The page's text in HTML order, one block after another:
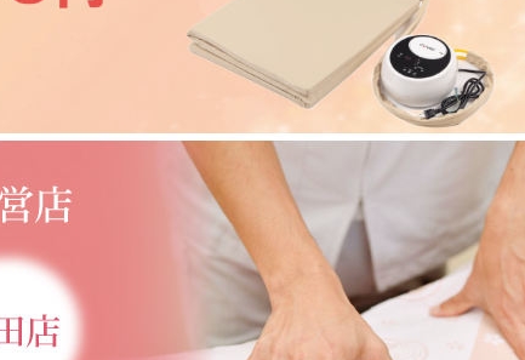
8月定例公開セミナーのお知ら
せ